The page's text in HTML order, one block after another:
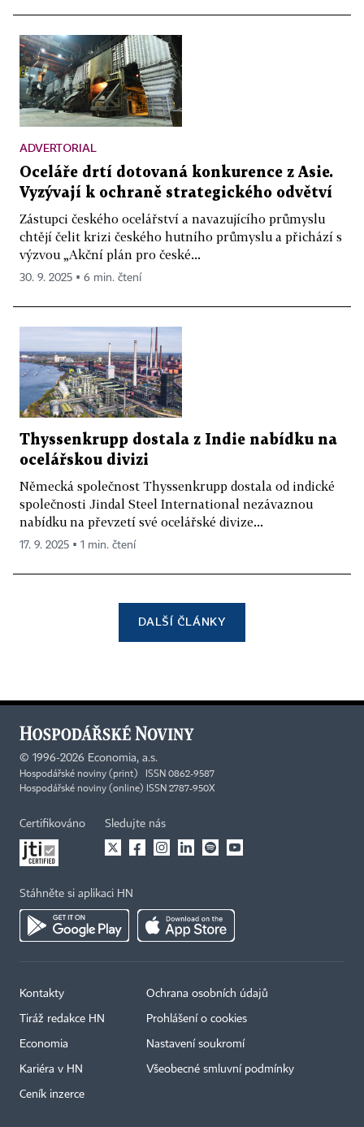
ADVERTORIAL
Oceláře drtí dotovaná konkurence z Asie.
Vyzývají k ochraně strategického odvětví
Zástupci českého ocelářství a navazujícího průmyslu
chtějí čelit krizi českého hutního průmyslu a přichází s
výzvou „Akční plán pro české...
30. 9. 2025 ▪ 6 min. čtení
Thyssenkrupp dostala z Indie nabídku na
ocelářskou divizi
Německá společnost Thyssenkrupp dostala od indické
společnosti Jindal Steel International nezávaznou
nabídku na převzetí své ocelářské divize...
17. 9. 2025 ▪ 1 min. čtení
DALŠÍ ČLÁNKY
© 1996-2026 Economia, a.s.
Hospodářské noviny (print) ISSN 0862-9587
Hospodářské noviny (online) ISSN 2787-950X
Certifikováno Sledujte nás
Stáhněte si aplikaci HN
Kontakty
Tiráž redakce HN
Economia
Kariéra v HN
Ceník inzerce
Ochrana osobních údajů
Prohlášení o cookies
Nastavení soukromí
Všeobecné smluvní podmínky